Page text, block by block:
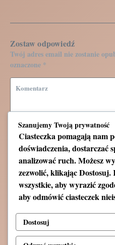
Zostaw odpowiedź
Twój adres email nie zostanie
oznaczone *
kolejnych komentarzy.
Szanujemy Twoją prywatność
Ciasteczka pomagają nam
doświadczenia, dostarczać
analizować ruch. Możesz
zezwolić, klikającDostosuj.
wszystkie, aby wyrazić
aby odmówić ciasteczek
Dostosuj